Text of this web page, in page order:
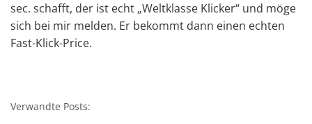
sec. schafft, der ist echt „Weltklasse Klicker“ und möge
sich bei mir melden. Er bekommt dann einen echten
Fast-Klick-Price.
Verwandte Posts: